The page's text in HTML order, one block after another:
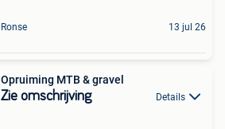
Ronse 13 jul 26
Opruiming MTB & gravel
Zie omschrijving Details